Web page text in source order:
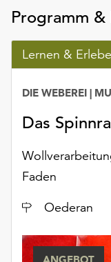
Sie
in
unserer
oder
dem
Programm
Lernen &
Das
DIE WEBEREI |
Faden
Ort
Oederan
ANGEBOT